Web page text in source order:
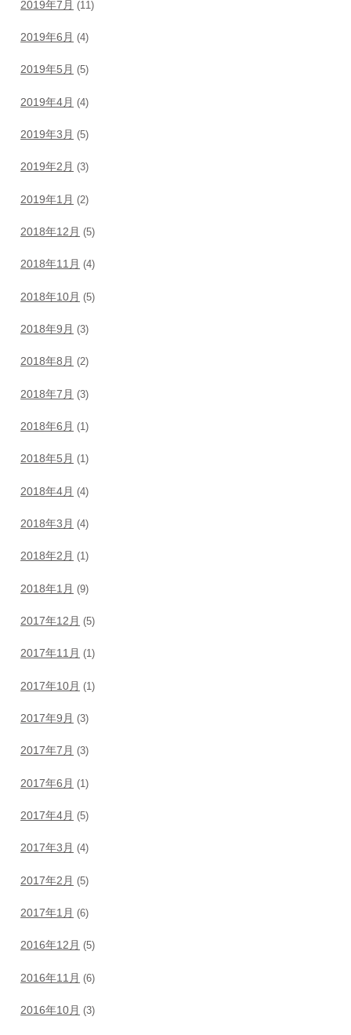
2019年7月 (11)
2019年6月 (4)
2019年5月 (5)
2019年4月 (4)
2019年3月 (5)
2019年2月 (3)
2019年1月 (2)
2018年12月 (5)
2018年11月 (4)
2018年10月 (5)
2018年9月 (3)
2018年8月 (2)
2018年7月 (3)
2018年6月 (1)
2018年5月 (1)
2018年4月 (4)
2018年3月 (4)
2018年2月 (1)
2018年1月 (9)
2017年12月 (5)
2017年11月 (1)
2017年10月 (1)
2017年9月 (3)
2017年7月 (3)
2017年6月 (1)
2017年4月 (5)
2017年3月 (4)
2017年2月 (5)
2017年1月 (6)
2016年12月 (5)
2016年11月 (6)
2016年10月 (3)